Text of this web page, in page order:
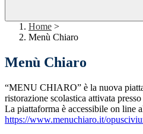
Home >
Menù Chiaro
Menù Chiaro
“MENU CHIARO” è la nuova
ristorazione scolastica attivata
La piattaforma è accessibile on line
https://www.menuchiaro.it/